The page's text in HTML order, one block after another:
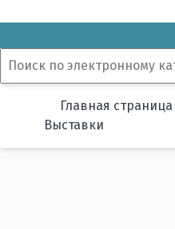
Главная страница
Выставки